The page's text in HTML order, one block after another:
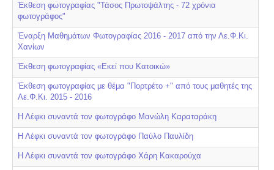
Έκθεση φωτογραφίας "Τάσος Πρωτοψάλτης - 72 χρόνια
φωτογράφος"
Έναρξη Μαθημάτων Φωτογραφίας 2016 - 2017 από την Λε.Φ.Κι.
Χανίων
Έκθεση φωτογραφίας «Εκεί που Κατοικώ»
Έκθεση φωτογραφίας με θέμα "Πορτρέτο +" από τους μαθητές της
Λε.Φ.Κι. 2015 - 2016
Η Λέφκι συναντά τον φωτογράφο Μανώλη Καραταράκη
Η Λέφκι συναντά τον φωτογράφο Παύλο Παυλίδη
Η Λέφκι συναντά τον φωτογράφο Χάρη Κακαρούχα